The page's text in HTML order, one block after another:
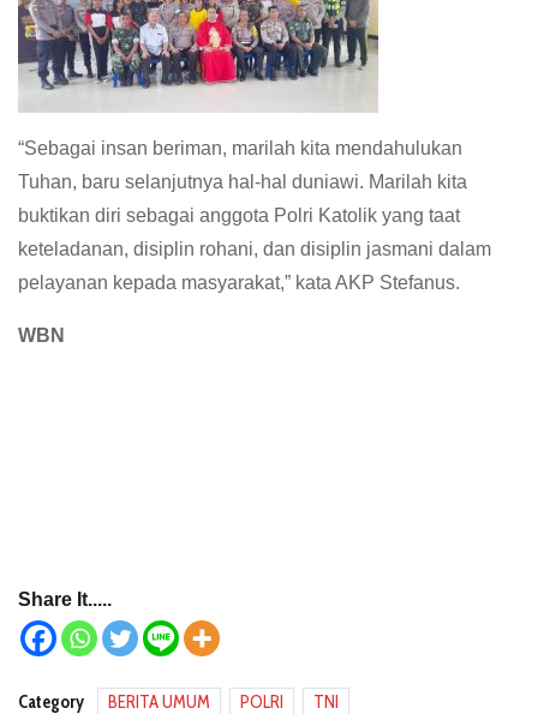
“Sebagai insan beriman, marilah kita mendahulukan
Tuhan, baru selanjutnya hal-hal duniawi. Marilah kita
buktikan diri sebagai anggota Polri Katolik yang taat
keteladanan, disiplin rohani, dan disiplin jasmani dalam
pelayanan kepada masyarakat,” kata AKP Stefanus.
WBN
Share It.....
Category BERITA UMUM POLRI TNI